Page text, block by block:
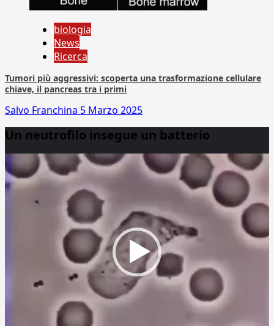
biologia
News
Ricerca
Tumori più aggressivi: scoperta una trasformazione cellulare
chiave, il pancreas tra i primi
Salvo Franchina 5 Marzo 2025
Un neutrofilo insegue un batterio
Player